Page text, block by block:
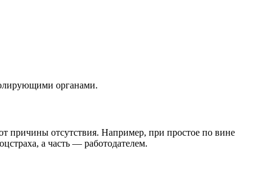
органами.
причины отсутствия. Например, при простое по вине
а часть — работодателем.